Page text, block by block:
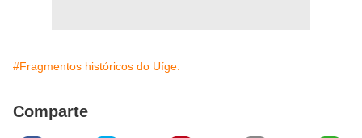
#Fragmentos históricos do Uíge.
Comparte